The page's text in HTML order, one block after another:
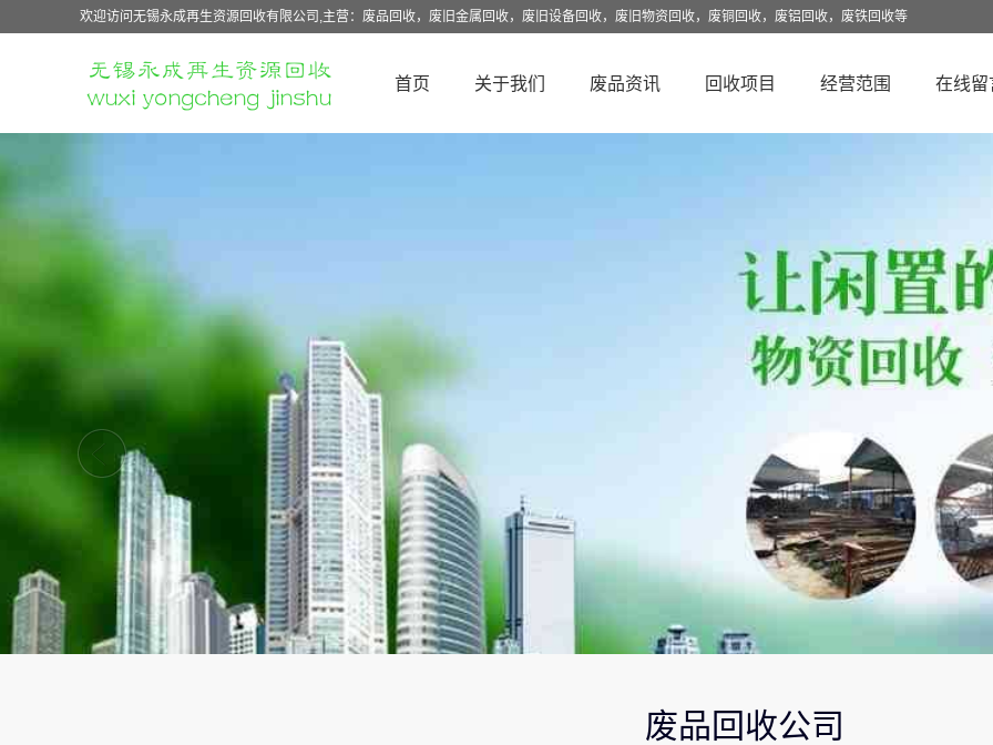
欢迎访问无锡永成再生资源回收有限公司,主营：废品回收，废旧金属回收，废旧设备回收，废旧物资回收，废铜回收，废铝回收，废铁回收等
首页 关于我们 废品资讯 回收项目 经营范围 在线留
废品回收公司